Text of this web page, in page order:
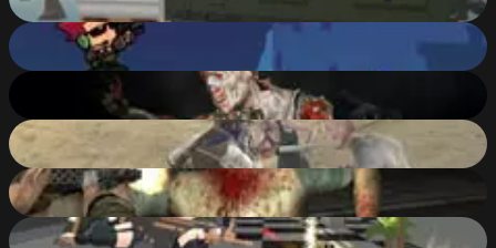
82%
Zombie Gunpocalypse
77
Slender Zombie Time
76
Horse Riding Simulator
85 %
Heavy Combat Zombies
84%
Pixel Royale Apocalypse